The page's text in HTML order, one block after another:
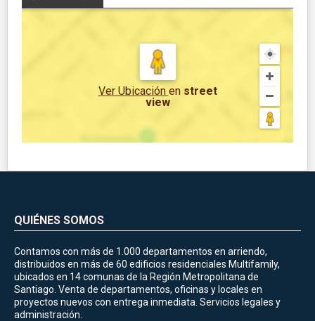
Ver Ubicación en street
view
QUIÉNES SOMOS
Contamos con más de 1.000 departamentos en arriendo,
distribuidos en más de 60 edificios residenciales Multifamily,
ubicados en 14 comunas de la Región Metropolitana de
Santiago. Venta de departamentos, oficinas y locales en
proyectos nuevos con entrega inmediata. Servicios legales y
administración.